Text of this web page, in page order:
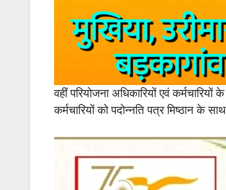
वहीं परियोजना अधिकारियों एवं
कर्मचारियों को पदोन्नति पत्र मिष्ठान के